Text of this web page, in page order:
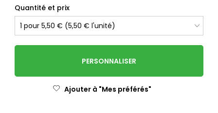
Quantité et prix
PERSONNALISER
Ajouter à "Mes préférés"